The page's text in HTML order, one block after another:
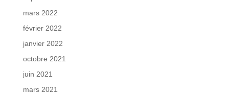
mars 2022
février 2022
janvier 2022
octobre 2021
juin 2021
mars 2021